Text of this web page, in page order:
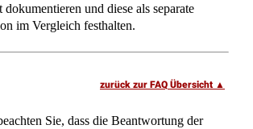
und diese als separate
im Vergleich festhalten.
zurück zur FAQ Übersicht
Sie, dass die Beantwortung der